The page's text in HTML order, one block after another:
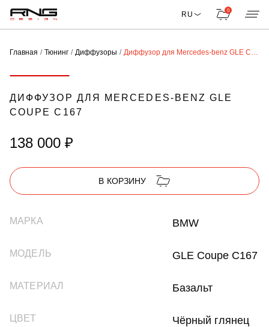
RU 0
Главная Тюнинг Диффузоры Диффузор для Mercedes-benz GLE Coupe C167
ДИФФУЗОР ДЛЯ MERCEDES-BENZ GLE
COUPE C167
138 000 ₽
В КОРЗИНУ
МАРКА BMW
МОДЕЛЬ GLE Coupe C167
МАТЕРИАЛ Базальт
ЦВЕТ Чёрный глянец